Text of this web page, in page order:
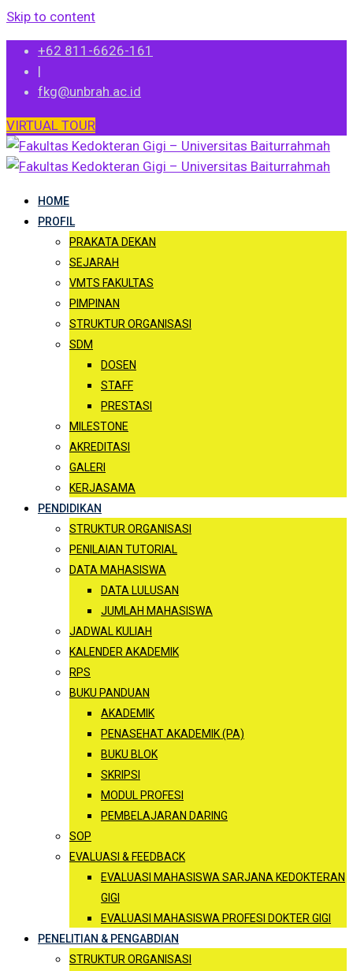
Skip to content
+62 811-6626-161
|
fkg@unbrah.ac.id
VIRTUAL TOUR
HOME
PROFIL
PRAKATA DEKAN
SEJARAH
VMTS FAKULTAS
PIMPINAN
STRUKTUR ORGANISASI
SDM
DOSEN
STAFF
PRESTASI
MILESTONE
AKREDITASI
GALERI
KERJASAMA
PENDIDIKAN
STRUKTUR ORGANISASI
PENILAIAN TUTORIAL
DATA MAHASISWA
DATA LULUSAN
JUMLAH MAHASISWA
JADWAL KULIAH
KALENDER AKADEMIK
RPS
BUKU PANDUAN
AKADEMIK
PENASEHAT AKADEMIK (PA)
BUKU BLOK
SKRIPSI
MODUL PROFESI
PEMBELAJARAN DARING
SOP
EVALUASI & FEEDBACK
EVALUASI MAHASISWA SARJANA KEDOKTERAN
GIGI
EVALUASI MAHASISWA PROFESI DOKTER GIGI
PENELITIAN & PENGABDIAN
STRUKTUR ORGANISASI